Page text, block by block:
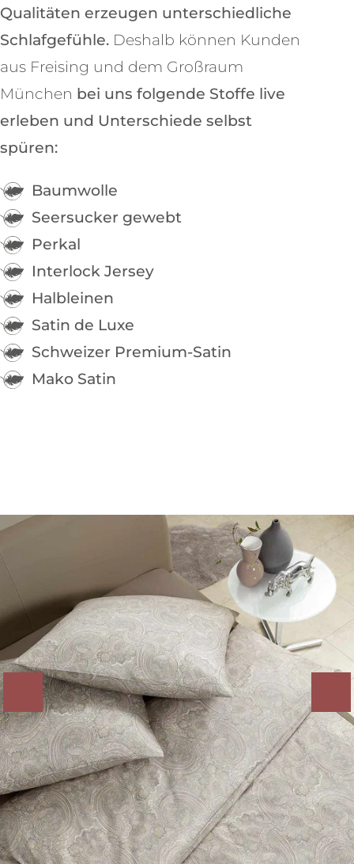
Qualitäten erzeugen unterschiedliche
Schlafgefühle. Deshalb können Kunden
aus Freising und dem Großraum
München bei uns folgende Stoffe live
erleben und Unterschiede selbst
spüren:
Baumwolle
Seersucker gewebt
Perkal
Interlock Jersey
Halbleinen
Satin de Luxe
Schweizer Premium-Satin
Mako Satin